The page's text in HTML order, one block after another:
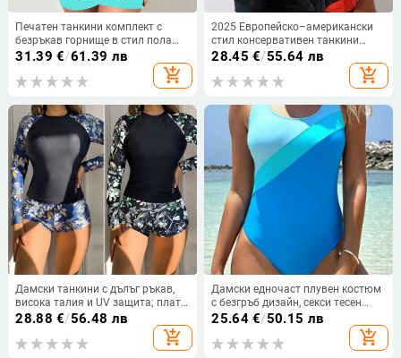
Печатен танкини комплект с
безръкав горнище в стил пола
презрамки, полиестерна материя,
памучна подплата, подплата за
бюста
31.39 €/61.39 лв
add_shopping_cart
2025 Европейско–американски
стил консервативен танкини
бански с принт за плажни
подплатени чашки, бързосъхнещ
28.45 €/55.64 лв
add_shopping_cart
Дамски танкини с дълъг ръкав,
висока талия и UV защита; плат:
найлон, 82% полиестер; тегло 200
г; подплата: полиестер с 80%
еластан; бюстподложка без
28.88 €/56.48 лв
add_shopping_cart
Дамски едночаст плувен костюм
с безгръб дизайн, секси тесен
силует, плат найлон, подплата
25.64€/50.15 лв
add_shopping_cart